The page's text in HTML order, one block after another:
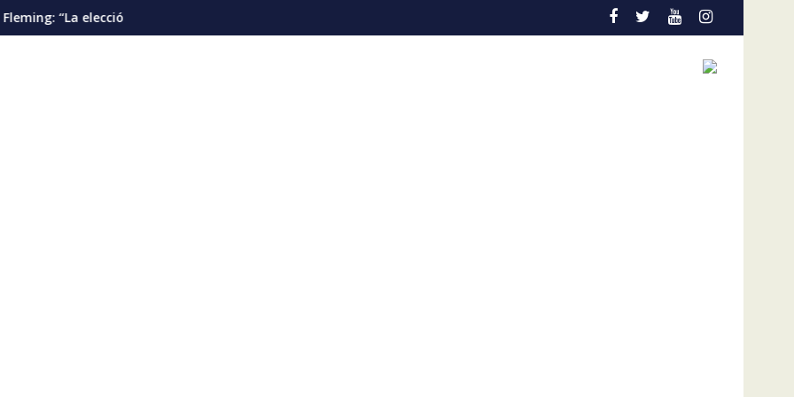
presidencial debería pautarse para diciembre de 2028”
Cáncer de pulmón en Venezuela: la detección temprana es la gran aliada para salvar vidas
Admisión de culpa